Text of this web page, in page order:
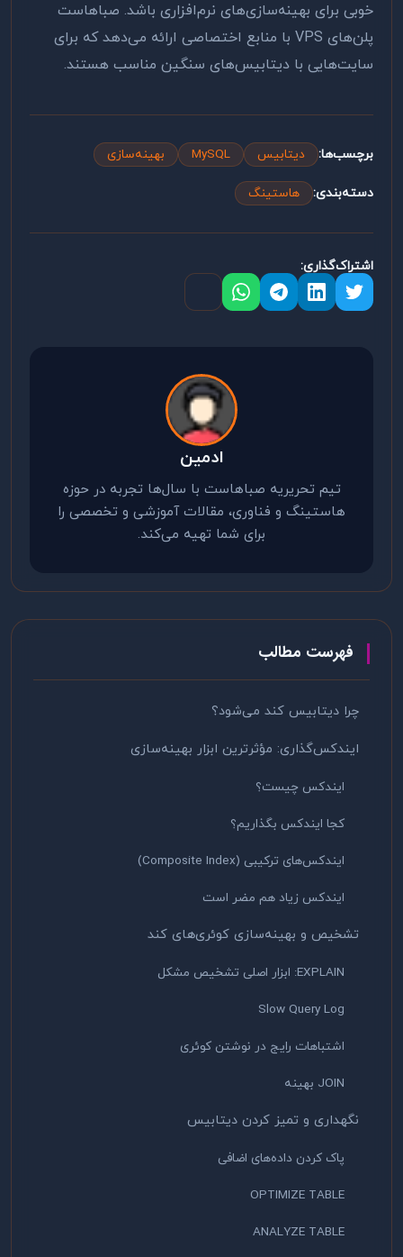
خوبی برای بهینه‌سازی‌های نرم‌افزاری باشد. صباهاست
پلن‌های VPS با منابع اختصاصی ارائه می‌دهد که برای
سایت‌هایی با دیتابیس‌های سنگین مناسب هستند.
برچسب‌ها: دیتابیس MySQL بهینه‌سازی
دسته‌بندی: هاستینگ
اشتراک‌گذاری:
ادمین
تیم تحریریه صباهاست با سال‌ها تجربه در حوزه
هاستینگ و فناوری، مقالات آموزشی و تخصصی را
برای شما تهیه می‌کند.
فهرست مطالب
چرا دیتابیس کند می‌شود؟
ایندکس‌گذاری: مؤثرترین ابزار بهینه‌سازی
ایندکس چیست؟
کجا ایندکس بگذاریم؟
ایندکس‌های ترکیبی (Composite Index)
ایندکس زیاد هم مضر است
تشخیص و بهینه‌سازی کوئری‌های کند
EXPLAIN: ابزار اصلی تشخیص مشکل
Slow Query Log
اشتباهات رایج در نوشتن کوئری
JOIN بهینه
نگهداری و تمیز کردن دیتابیس
پاک کردن داده‌های اضافی
OPTIMIZE TABLE
ANALYZE TABLE